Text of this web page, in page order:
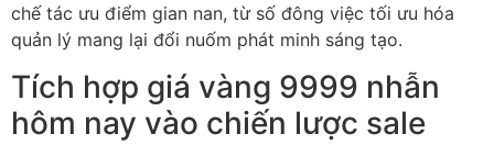
chế tác ưu điểm gian nan, từ số đông việc tối ưu hóa
quản lý mang lại đổi nuốm phát minh sáng tạo.
Tích hợp giá vàng 9999 nhẫn
hôm nay vào chiến lược sale